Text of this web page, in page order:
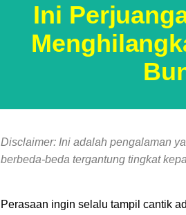
Ini
Disclaimer: Ini adalah pengalaman
berbeda-beda tergantung tingkat
Perasaan ingin selalu tampil cantik